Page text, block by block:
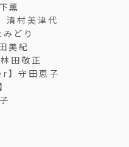
薫
村美津代
どり
美紀
田敬正
守田恵子